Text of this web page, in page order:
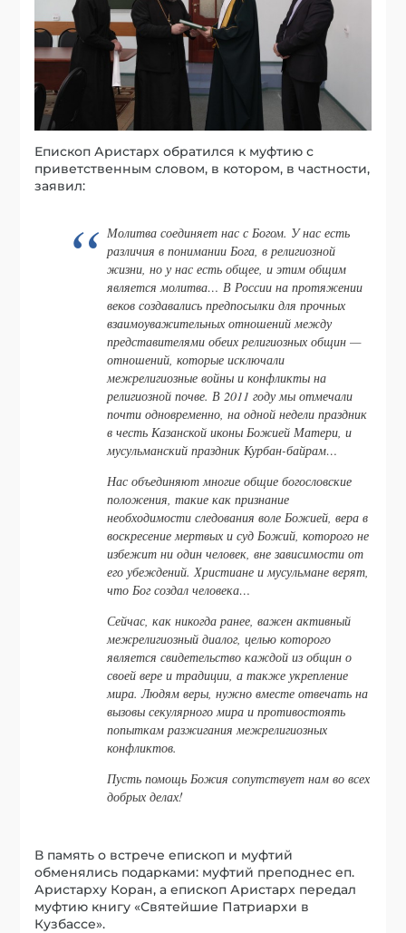
Епископ Аристарх обратился к муфтию с
приветственным словом, в котором, в частности,
заявил:
Молитва соединяет нас с Богом. У нас есть
различия в понимании Бога, в религиозной
жизни, но у нас есть общее, и этим общим
является молитва… В России на протяжении
веков создавались предпосылки для прочных
взаимоуважительных отношений между
представителями обеих религиозных общин —
отношений, которые исключали
межрелигиозные войны и конфликты на
религиозной почве. В 2011 году мы отмечали
почти одновременно, на одной недели праздник
в честь Казанской иконы Божией Матери, и
мусульманский праздник Курбан-байрам…
Нас объединяют многие общие богословские
положения, такие как признание
необходимости следования воле Божией, вера в
воскресение мертвых и суд Божий, которого не
избежит ни один человек, вне зависимости от
его убеждений. Христиане и мусульмане верят,
что Бог создал человека…
Сейчас, как никогда ранее, важен активный
межрелигиозный диалог, целью которого
является свидетельство каждой из общин о
своей вере и традиции, а также укрепление
мира. Людям веры, нужно вместе отвечать на
вызовы секулярного мира и противостоять
попыткам разжигания межрелигиозных
конфликтов.
Пусть помощь Божия сопутствует нам во всех
добрых делах!
В память о встрече епископ и муфтий
обменялись подарками: муфтий преподнес еп.
Аристарху Коран, а епископ Аристарх передал
муфтию книгу «Святейшие Патриархи в
Кузбассе».